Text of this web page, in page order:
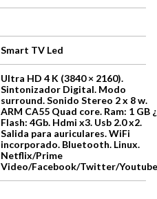
Smart TV Led
Ultra HD 4 K (3840 × 2160).
Sintonizador Digital. Modo
surround. Sonido Stereo 2 x 8 w.
ARM CA55 Quad core. Ram: 1 GB ¿
Flash: 4Gb. Hdmi x3. Usb 2.0 x2.
Salida para auriculares. WiFi
incorporado. Bluetooth. Linux.
Netflix/Prime
Video/Facebook/Twitter/Youtube